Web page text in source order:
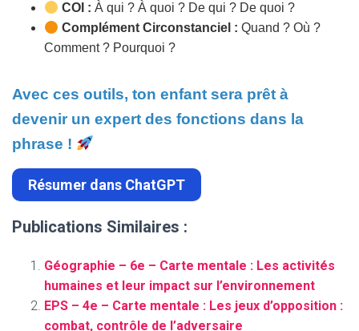
COI : À qui ? À quoi ? De qui ? De quoi ?
Complément Circonstanciel : Quand ? Où ?
Comment ? Pourquoi ?
Avec ces outils, ton enfant sera prêt à
devenir un expert des fonctions dans la
phrase !
Résumer dans ChatGPT
Publications Similaires :
Géographie – 6e – Carte mentale : Les activités
humaines et leur impact sur l’environnement
EPS – 4e – Carte mentale : Les jeux d’opposition :
combat, contrôle de l’adversaire